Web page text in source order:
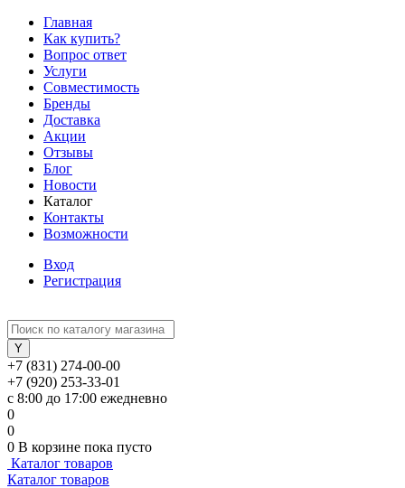
Главная
Как купить?
Вопрос ответ
Услуги
Совместимость
Бренды
Доставка
Акции
Отзывы
Блог
Новости
Каталог
Контакты
Возможности
Вход
Регистрация
+7 (831) 274-00-00
+7 (920) 253-33-01
с 8:00 до 17:00 ежедневно
0
0
0 В корзине пока пусто
Каталог товаров
Каталог товаров